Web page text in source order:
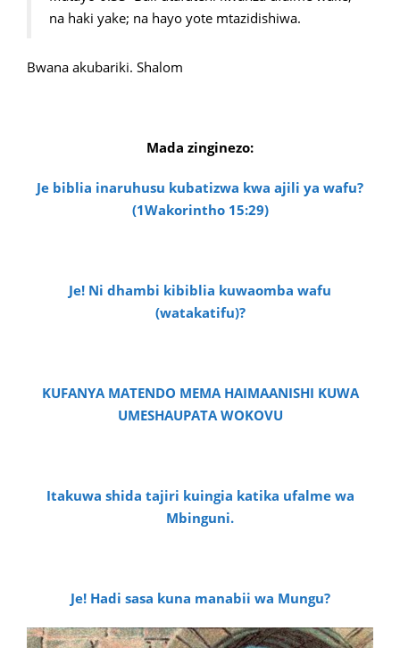
na haki yake; na hayo yote mtazidishiwa.
Bwana akubariki. Shalom
Mada zinginezo:
Je biblia inaruhusu kubatizwa kwa ajili ya wafu?
(1Wakorintho 15:29)
Je! Ni dhambi kibiblia kuwaomba wafu
(watakatifu)?
KUFANYA MATENDO MEMA HAIMAANISHI KUWA
UMESHAUPATA WOKOVU
Itakuwa shida tajiri kuingia katika ufalme wa
Mbinguni.
Je! Hadi sasa kuna manabii wa Mungu?